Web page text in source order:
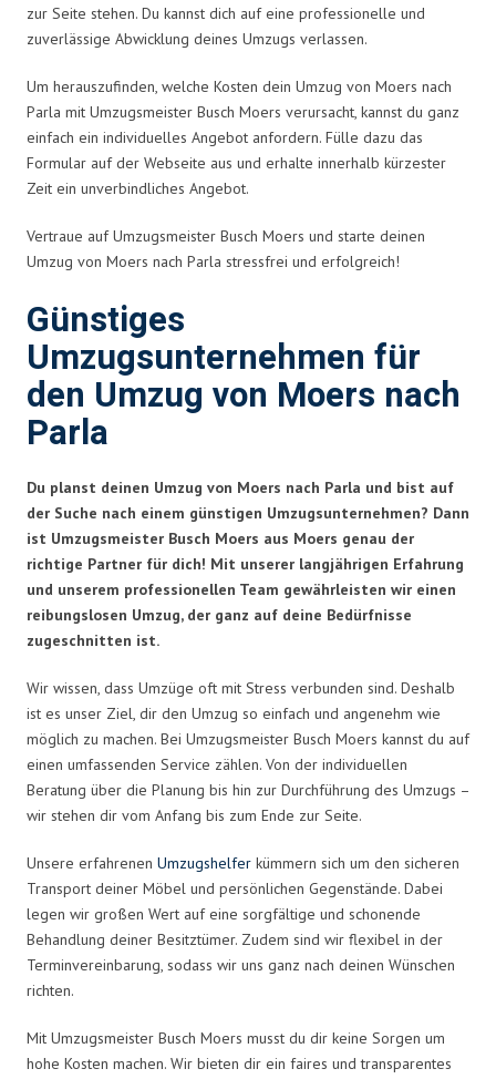
zur Seite stehen. Du kannst dich auf eine professionelle und
zuverlässige Abwicklung deines Umzugs verlassen.
Um herauszufinden, welche Kosten dein Umzug von Moers nach
Parla mit Umzugsmeister Busch Moers verursacht, kannst du ganz
einfach ein individuelles Angebot anfordern. Fülle dazu das
Formular auf der Webseite aus und erhalte innerhalb kürzester
Zeit ein unverbindliches Angebot.
Vertraue auf Umzugsmeister Busch Moers und starte deinen
Umzug von Moers nach Parla stressfrei und erfolgreich!
Günstiges
Umzugsunternehmen für
den Umzug von Moers nach
Parla
Du planst deinen Umzug von Moers nach Parla und bist auf
der Suche nach einem günstigen Umzugsunternehmen? Dann
ist Umzugsmeister Busch Moers aus Moers genau der
richtige Partner für dich! Mit unserer langjährigen Erfahrung
und unserem professionellen Team gewährleisten wir einen
reibungslosen Umzug, der ganz auf deine Bedürfnisse
zugeschnitten ist.
Wir wissen, dass Umzüge oft mit Stress verbunden sind. Deshalb
ist es unser Ziel, dir den Umzug so einfach und angenehm wie
möglich zu machen. Bei Umzugsmeister Busch Moers kannst du auf
einen umfassenden Service zählen. Von der individuellen
Beratung über die Planung bis hin zur Durchführung des Umzugs –
wir stehen dir vom Anfang bis zum Ende zur Seite.
Unsere erfahrenen Umzugshelfer kümmern sich um den sicheren
Transport deiner Möbel und persönlichen Gegenstände. Dabei
legen wir großen Wert auf eine sorgfältige und schonende
Behandlung deiner Besitztümer. Zudem sind wir flexibel in der
Terminvereinbarung, sodass wir uns ganz nach deinen Wünschen
richten.
Mit Umzugsmeister Busch Moers musst du dir keine Sorgen um
hohe Kosten machen. Wir bieten dir ein faires und transparentes